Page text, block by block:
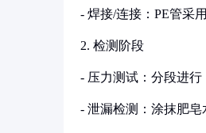
- 焊接/连接：PE管采
2. 检测阶段
- 压力测试：分段进行
- 泄漏检测：涂抹肥皂